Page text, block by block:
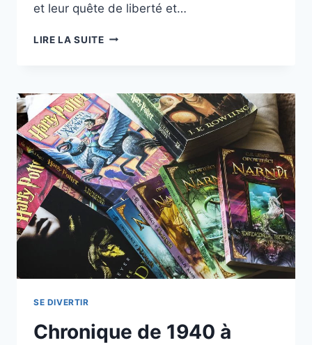
et leur quête de liberté et…
LIRE LA SUITE
SE DIVERTIR
Chronique de 1940 à